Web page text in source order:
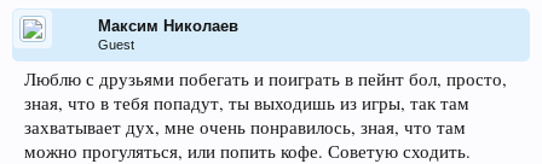
Максим Николаев
Guest
Люблю с друзьями побегать и поиграть в пейнт бол, просто,
зная, что в тебя попадут, ты выходишь из игры, так там
захватывает дух, мне очень понравилось, зная, что там
можно прогуляться, или попить кофе. Советую сходить.